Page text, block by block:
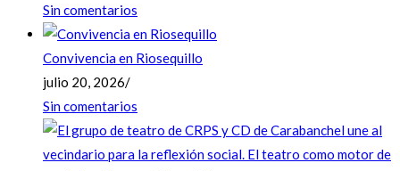
Sin comentarios
Convivencia en Riosequillo
julio 20, 2026/
Sin comentarios